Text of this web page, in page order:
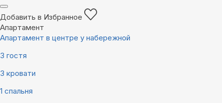
Добавить в Избранное
Апартамент
Апартамент в центре у набережной
3 гостя
3 кровати
1 спальня